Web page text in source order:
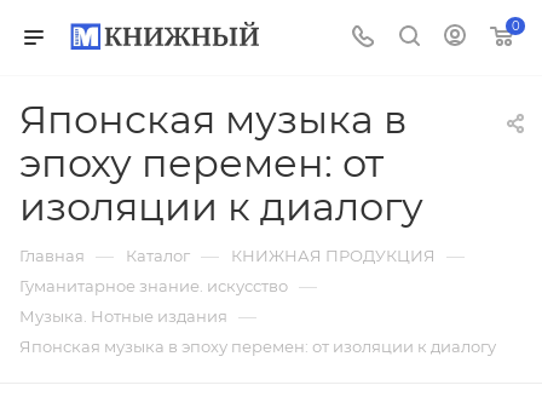
0
Японская музыка в
эпоху перемен: от
изоляции к диалогу
Главная — Каталог — КНИЖНАЯ ПРОДУКЦИЯ —
Гуманитарное знание. искусство —
Музыка. Нотные издания —
Японская музыка в эпоху перемен: от изоляции к диалогу